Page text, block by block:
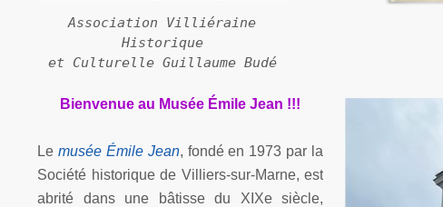
Association Villiéraine
Historique
et Culturelle Guillaume Budé
Bienvenue au Musée Émile Jean !!!
Le musée Émile Jean, fondé en 1973 par la
Société historique de Villiers-sur-Marne, est
abrité dans une bâtisse du XIXe siècle,